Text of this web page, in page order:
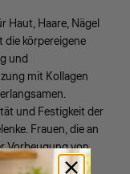
Haut, Haare, Nägel
die körpereigene
und
mit Kollagen
und Festigkeit der
Frauen, die an
Vorbeugung von
Kollagen